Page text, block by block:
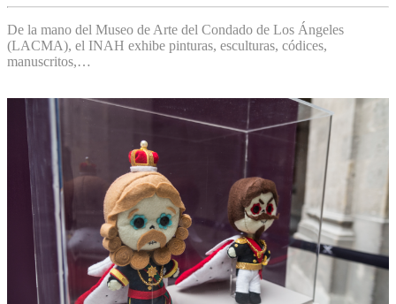
De la mano del Museo de Arte del Condado de Los Ángeles
(LACMA), el INAH exhibe pinturas, esculturas, códices,
manuscritos,…